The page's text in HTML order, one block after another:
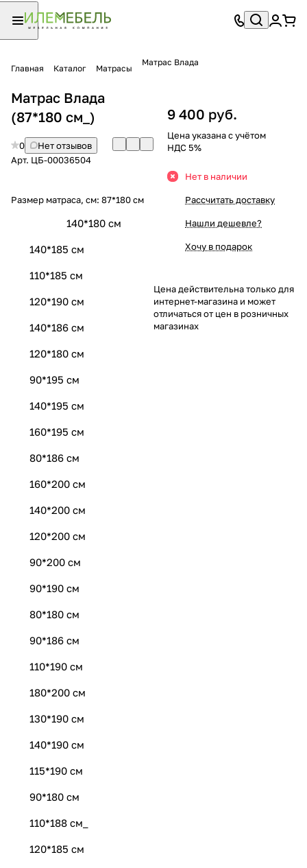
Главная Каталог Матрасы
Матрас Влада
Матрас Влада
(87*180 см_)
0
Нет отзывов
Арт. ЦБ-00036504
Размер матраса, см: 87*180 см
140*180 см
140*185 см
110*185 см
120*190 см
140*186 см
120*180 см
90*195 см
140*195 см
160*195 см
80*186 см
160*200 см
140*200 см
120*200 см
90*200 см
90*190 см
80*180 см
90*186 см
110*190 см
180*200 см
130*190 см
140*190 см
115*190 см
90*180 см
110*188 см_
120*185 см
9 400 руб.
Цена указана с учётом
НДС 5%
Нет в наличии
Рассчитать доставку
Нашли дешевле?
Хочу в подарок
Цена действительна только для
интернет-магазина и может
отличаться от цен в розничных
магазинах